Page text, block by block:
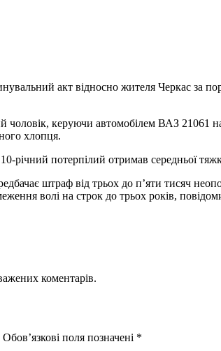
акт відносно жителя Черкас за
чоловік, керуючи автомобілем ВАЗ 21061
хлопця.
річний потерпілий отримав середньої
штраф від трьох до п’яти тисяч
волі на строк до трьох років,
коментарів.
Обов’язкові поля позначені *